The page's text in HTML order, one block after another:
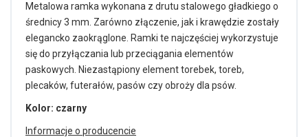
Metalowa ramka wykonana z drutu stalowego gładkiego o
średnicy 3 mm. Zarówno złączenie, jak i krawędzie zostały
elegancko zaokrąglone. Ramki te najczęściej wykorzystuje
się do przyłączania lub przeciągania elementów
paskowych. Niezastąpiony element torebek, toreb,
plecaków, futerałów, pasów czy obroży dla psów.
Kolor: czarny
Informacje o producencie